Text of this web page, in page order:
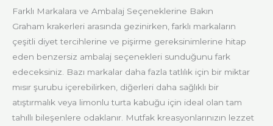
Farklı Markalara ve Ambalaj Seçeneklerine Bakın
Graham krakerleri arasında gezinirken, farklı markaların
çeşitli diyet tercihlerine ve pişirme gereksinimlerine hitap
eden benzersiz ambalaj seçenekleri sunduğunu fark
edeceksiniz. Bazı markalar daha fazla tatlılık için bir miktar
mısır şurubu içerebilirken, diğerleri daha sağlıklı bir
atıştırmalık veya limonlu turta kabuğu için ideal olan tam
tahıllı bileşenlere odaklanır. Mutfak kreasyonlarınızın lezzet